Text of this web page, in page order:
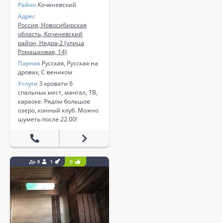
Район Коченевский
Адрес
Россия, Новосибирская
область, Коченевский
район, Недра-2 (улица
Ромашковая, 14)
Парная Русская, Русская на
дровах, С веником
Услуги 3 кровати 6
спальных мест, мангал, ТВ,
караоке. Рядом большое
озеро, конный клуб. Можно
шуметь после 22.00!
До 8 1 0